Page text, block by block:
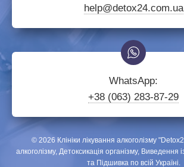
help@detox24.com.ua
WhatsApp:
+38 (063) 283-87-29
© 2026 Клініки лікування алкоголізму
алкоголізму, Детоксикація організму, Виведення
та Підшивка по всій Україні.